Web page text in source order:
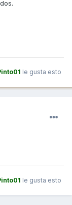
le gusta esto
le gusta esto